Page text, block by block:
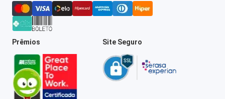
Prêmios Site Seguro